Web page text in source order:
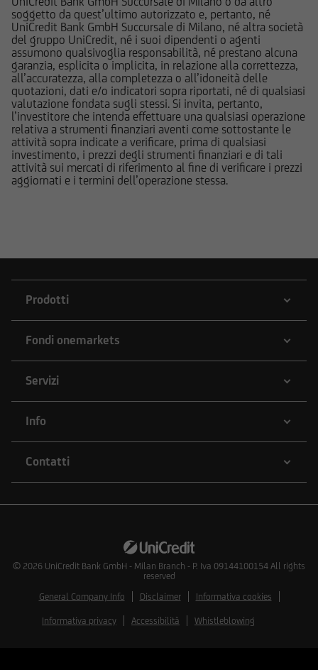
soggetto da quest’ultimo autorizzato e, pertanto, né
UniCredit Bank GmbH Succursale di Milano, né altra società
del gruppo UniCredit, né i suoi dipendenti o agenti
assumono qualsivoglia responsabilità, né prestano alcuna
garanzia, esplicita o implicita, in relazione alla correttezza,
all’accuratezza, alla completezza o all’idoneità delle
quotazioni, dati e/o indicatori sopra riportati, né di qualsiasi
valutazione fondata sugli stessi. Si invita, pertanto,
l’investitore che intenda effettuare una qualsiasi operazione
relativa a strumenti finanziari aventi come sottostante le
attività sopra indicate a verificare, prima di qualsiasi
investimento, i prezzi degli strumenti finanziari e di tali
attività sui mercati di riferimento al fine di verificare i prezzi
aggiornati e i termini dell’operazione stessa.
Prodotti
Fondi onemarkets
Servizi
Info
Contatti
© 2026 UniCredit Bank GmbH - Milan Branch - P. Iva 09144100154 All rights
reserved
General Company Info
Disclaimer Informativa cookies
Informativa privacy Accessibilità Whistleblowing
informazioni pubblicate sul Sito, ivi comprese
quelle sui rischi, sul trattamento fiscale e sul
dettaglio dei costi relativi agli strumenti
finanziari cui si riferiscono le informazioni
pubblicate sul Sito, devono essere pertanto
necessariamente integrate con quelle contenute
nei suddetti documenti. UniCredit Bank GmbH -
Succursale di Milano non è in nessun caso
responsabile delle decisioni di investimento
prese autonomamente dall'utente sulla base
delle informazioni e documenti pubblicati sul
finanziari cui si riferiscono le informazioni e
documenti pubblicati sul Sito; le stesse
potrebbero di volta in volta comprare, detenere
delle società menzionate nel Sito o delle società
finanziari o essere market-maker rispetto ad essi;
potrebbero altresì aver fornito/fornire a tali
società servizi bancari e finanziari, di
riferimento a quanto descritto in tema di
conflitti di interesse nella documentazione
L'accesso alle informazioni e ai documenti
pubblicati sul Sito potrebbe essere precluso ai